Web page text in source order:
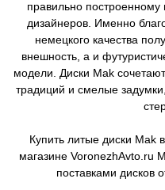
правильно построенному
дизайнеров. Именно
немецкого качества
внешность, а и
модели. Диски Mak
традиций и смелые
Купить литые диски Mak
магазине VoronezhAvto.ru
поставками дисков